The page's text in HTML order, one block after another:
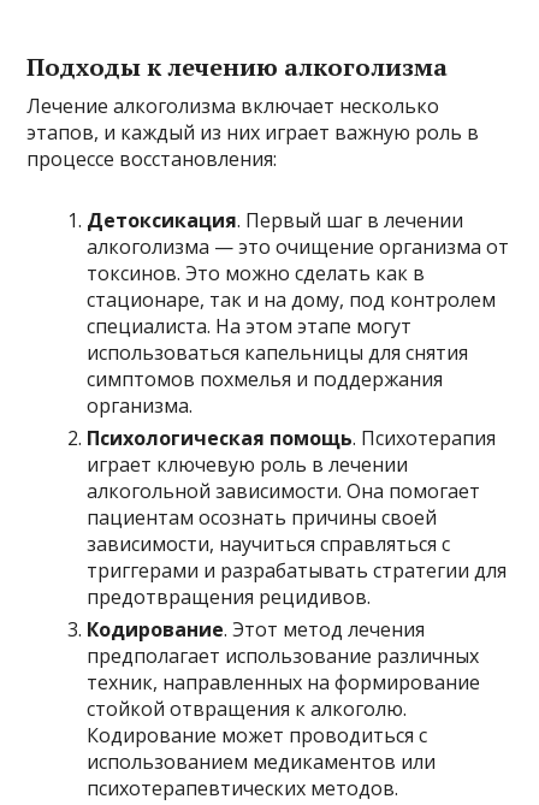
Подходы к лечению алкоголизма
Лечение алкоголизма включает несколько
этапов, и каждый из них играет важную роль в
процессе восстановления:
Детоксикация. Первый шаг в лечении
алкоголизма — это очищение организма от
токсинов. Это можно сделать как в
стационаре, так и на дому, под контролем
специалиста. На этом этапе могут
использоваться капельницы для снятия
симптомов похмелья и поддержания
организма.
Психологическая помощь. Психотерапия
играет ключевую роль в лечении
алкогольной зависимости. Она помогает
пациентам осознать причины своей
зависимости, научиться справляться с
триггерами и разрабатывать стратегии для
предотвращения рецидивов.
Кодирование. Этот метод лечения
предполагает использование различных
техник, направленных на формирование
стойкой отвращения к алкоголю.
Кодирование может проводиться с
использованием медикаментов или
психотерапевтических методов.